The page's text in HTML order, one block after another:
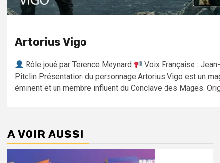
Artorius Vigo
Rôle joué par Terence Meynard
Voix Française :
Pitolin Présentation du personnage Artorius Vigo est un
éminent et un membre influent du Conclave des Mages.
A VOIR AUSSI